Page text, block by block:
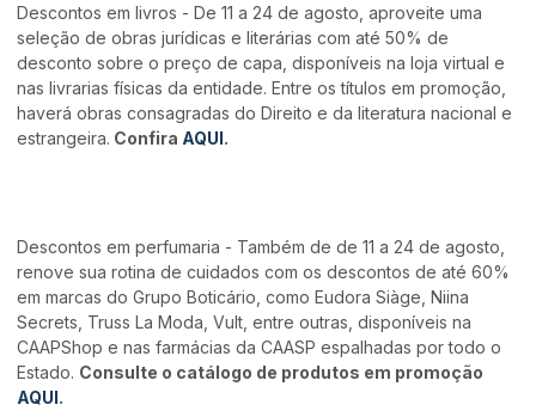
Descontos em livros - De 11 a 24 de agosto, aproveite uma
seleção de obras jurídicas e literárias com até 50% de
desconto sobre o preço de capa, disponíveis na loja virtual e
nas livrarias físicas da entidade. Entre os títulos em promoção,
haverá obras consagradas do Direito e da literatura nacional e
estrangeira. Confira AQUI.
Descontos em perfumaria - Também de de 11 a 24 de agosto,
renove sua rotina de cuidados com os descontos de até 60%
em marcas do Grupo Boticário, como Eudora Siàge, Niina
Secrets, Truss La Moda, Vult, entre outras, disponíveis na
CAAPShop e nas farmácias da CAASP espalhadas por todo o
Estado. Consulte o catálogo de produtos em promoção
AQUI.